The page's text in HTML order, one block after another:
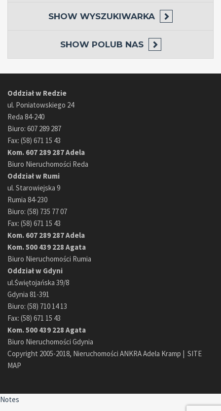
SHOW WYSZUKIWARKA
SHOW POLUB NAS
Oddział w Redzie
ul. Poniatowskiego 24
Reda 84-240
Biuro: 607 289 287
Fax: (58) 671 15 43
Kom. 607 289 287 Adela
Biuro Nieruchomości Reda
Oddział w Rumi
ul. Starowiejska 9
Rumia 84-230
Biuro: (58) 735 77 07
Fax: (58) 671 15 43
Kom. 607 289 287 Adela
Kom. 500 439 228 Agata
Biuro Nieruchomości Rumia
Oddział w Gdyni
ul.Świętojańska 39/8
Gdynia 81-391
Biuro: (58) 710 14 13
Fax: (58) 671 15 43
Kom. 500 439 228 Agata
Biuro Nieruchomości Gdynia
Copyright 2005-2018, Nieruchomości ANKRA Adela Kramp | SITE
MAP
Notes